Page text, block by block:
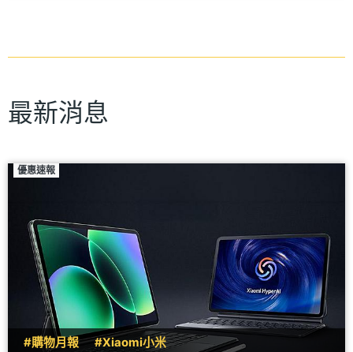
最新消息
優惠速報
#購物月報 #Xiaomi小米